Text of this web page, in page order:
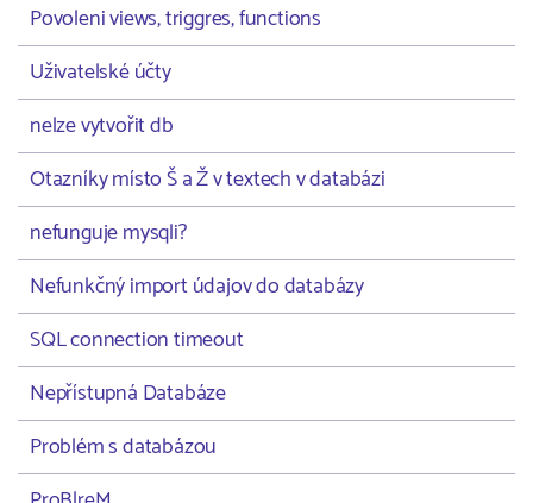
Povoleni views, triggres, functions
Uživatelské účty
nelze vytvořit db
Otazníky místo Š a Ž v textech v databázi
nefunguje mysqli?
Nefunkčný import údajov do databázy
SQL connection timeout
Nepřístupná Databáze
Problém s databázou